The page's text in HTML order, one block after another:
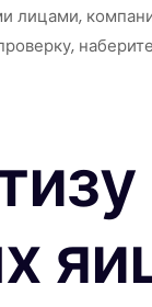
лицами,